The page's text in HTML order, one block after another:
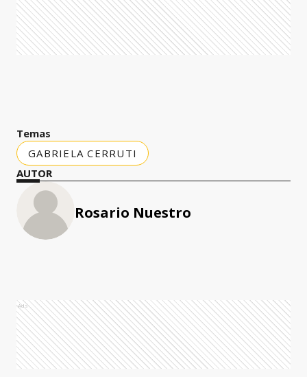
Temas
GABRIELA CERRUTI
AUTOR
Rosario Nuestro
Ads